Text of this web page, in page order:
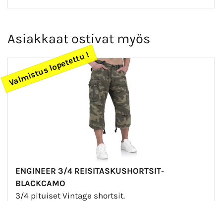
Asiakkaat ostivat myös
Valmistus lopetettu !
ENGINEER 3/4 REISITASKUSHORTSIT-
BLACKCAMO
3/4 pituiset Vintage shortsit.